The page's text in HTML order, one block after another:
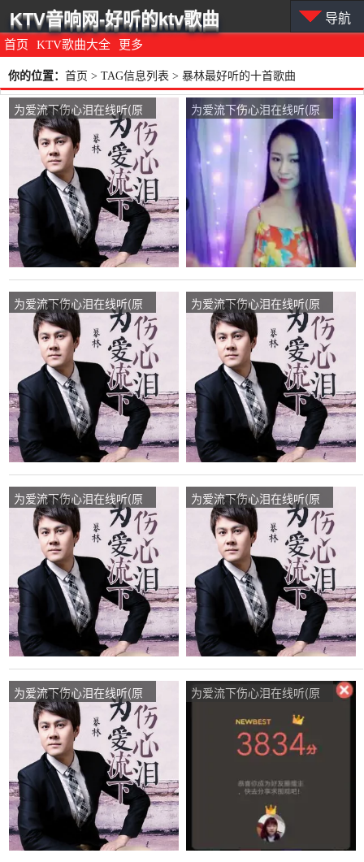
首页 KTV歌曲大全 更多
KTV音响网-好听的ktv歌曲 导航
你的位置： 首页 > TAG信息列表 > 暴林最好听的十首歌曲
为爱流下伤心泪在线听(原
唱是暴林)，欧兴国演唱点
播:62次
为爱流下伤心泪在线听(原
唱是暴林)，零点天使演唱
点播:385次
为爱流下伤心泪在线听(原
唱是暴林)，被遗忘的角落
演唱点播:99次
为爱流下伤心泪在线听(原
唱是暴林)，寂寞演唱点
播:155次
为爱流下伤心泪在线听(原
唱是暴林)，钟双（钟珍）
演唱点播:117次
为爱流下伤心泪在线听(原
唱是暴林)，完美演唱点
播:99次
为爱流下伤心泪在线听(原
唱是暴林)，平安演唱点
播:139次
为爱流下伤心泪在线听(原
唱是暴林)，玲玲演唱点